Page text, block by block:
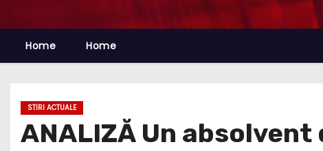
n
e
Home Home
STIRI ACTUALE
ANALIZĂ Un